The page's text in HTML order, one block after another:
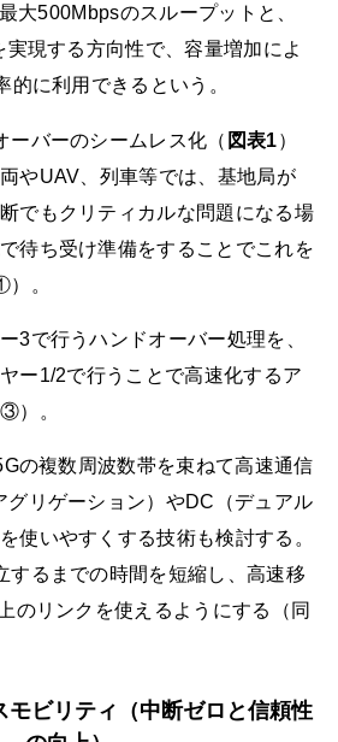
大500Mbpsのスループットと、
現する方向性で、容量増加によ
的に利用できるという。
ーバーのシームレス化（ 図表1）
やUAV、列車等では、基地局が
でもクリティカルな問題になる場
待ち受け準備をすることでこれを
。
3で行うハンドオーバー処理を、
ー1/2で行うことで高速化するア
）。
の複数周波数帯を束ねて高速通信
グリゲーション）やDC（デュアル
使いやすくする技術も検討する。
するまでの時間を短縮し、高速移
のリンクを使えるようにする（同
ビリティ（中断ゼロと信頼性